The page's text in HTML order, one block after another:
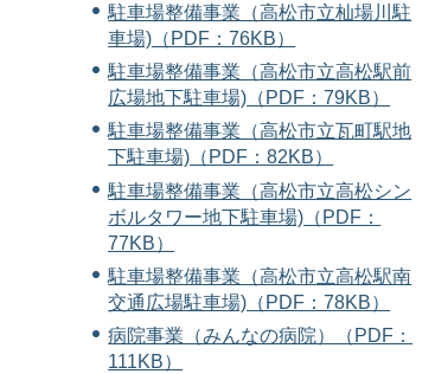
駐車場整備事業（高松市立杣場川駐
車場)（PDF：76KB）
駐車場整備事業（高松市立高松駅前
広場地下駐車場)（PDF：79KB）
駐車場整備事業（高松市立瓦町駅地
下駐車場)（PDF：82KB）
駐車場整備事業（高松市立高松シン
ボルタワー地下駐車場)（PDF：
77KB）
駐車場整備事業（高松市立高松駅南
交通広場駐車場)（PDF：78KB）
病院事業（みんなの病院）（PDF：
111KB）